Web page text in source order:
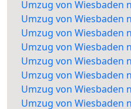
Umzug von Wiesbaden
Umzug von Wiesbaden
Umzug von Wiesbaden
Umzug von Wiesbaden
Umzug von Wiesbaden
Umzug von Wiesbaden
Umzug von Wiesbaden
Umzug von Wiesbaden